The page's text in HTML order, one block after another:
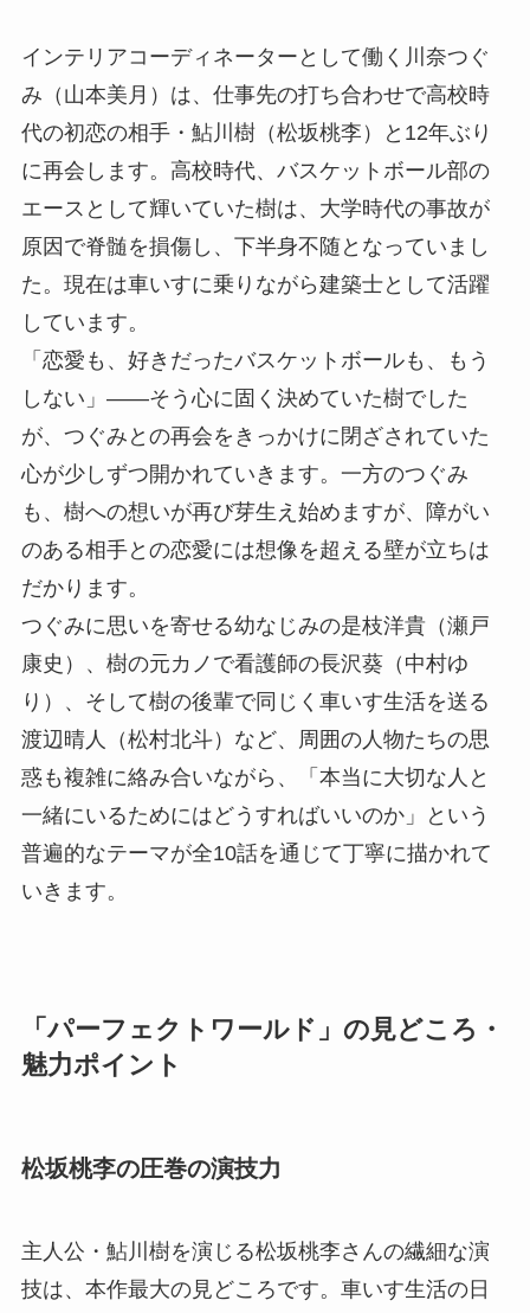
インテリアコーディネーターとして働く川奈つぐ
み（山本美月）は、仕事先の打ち合わせで高校時
代の初恋の相手・鮎川樹（松坂桃李）と12年ぶり
に再会します。高校時代、バスケットボール部の
エースとして輝いていた樹は、大学時代の事故が
原因で脊髄を損傷し、下半身不随となっていまし
た。現在は車いすに乗りながら建築士として活躍
しています。
「恋愛も、好きだったバスケットボールも、もう
しない」――そう心に固く決めていた樹でした
が、つぐみとの再会をきっかけに閉ざされていた
心が少しずつ開かれていきます。一方のつぐみ
も、樹への想いが再び芽生え始めますが、障がい
のある相手との恋愛には想像を超える壁が立ちは
だかります。
つぐみに思いを寄せる幼なじみの是枝洋貴（瀬戸
康史）、樹の元カノで看護師の長沢葵（中村ゆ
り）、そして樹の後輩で同じく車いす生活を送る
渡辺晴人（松村北斗）など、周囲の人物たちの思
惑も複雑に絡み合いながら、「本当に大切な人と
一緒にいるためにはどうすればいいのか」という
普遍的なテーマが全10話を通じて丁寧に描かれて
いきます。
「パーフェクトワールド」の見どころ・
魅力ポイント
松坂桃李の圧巻の演技力
主人公・鮎川樹を演じる松坂桃李さんの繊細な演
技は、本作最大の見どころです。車いす生活の日